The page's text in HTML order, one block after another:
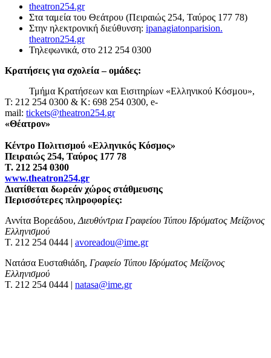
theatron254.gr
Στα ταμεία του Θεάτρου (Πειραιώς 254, Ταύρος 177 78)
Στην ηλεκτρονική διεύθυνση: ipanagiatonparision.
theatron254.gr
Τηλεφωνικά, στο 212 254 0300
Κρατήσεις για σχολεία – ομάδες:
Τμήμα Κρατήσεων και Εισιτηρίων «Ελληνικού Κόσμου»,
T: 212 254 0300 & K: 698 254 0300, e-
mail: tickets@theatron254.gr
«Θέατρον»
Κέντρο Πολιτισμού «Ελληνικός Κόσμος»
Πειραιώς 254, Ταύρος 177 78
Τ. 212 254 0300
www.theatron254.gr
Διατίθεται δωρεάν χώρος στάθμευσης
Περισσότερες πληροφορίες:
Αννίτα Βορεάδου, Διευθύντρια Γραφείου Τύπου Ιδρύματος Μείζονος
Ελληνισμού
Τ. 212 254 0444 | avoreadou@ime.gr
Νατάσα Ευσταθιάδη, Γραφείο Τύπου Ιδρύματος Μείζονος
Ελληνισμού
Τ. 212 254 0444 | natasa@ime.gr